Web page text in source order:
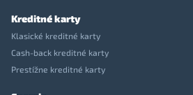
Kreditné karty
Klasické kreditné karty
Cash-back kreditné karty
Prestížne kreditné karty